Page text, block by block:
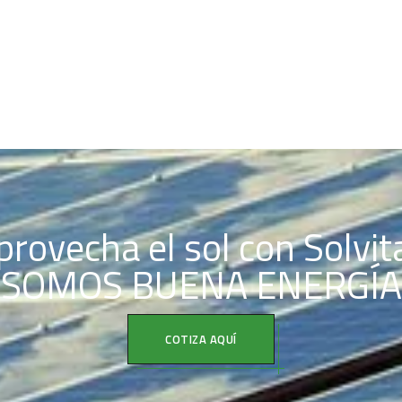
el sol con
SOMOS BUENA ENERGÍA
COTIZA AQUÍ